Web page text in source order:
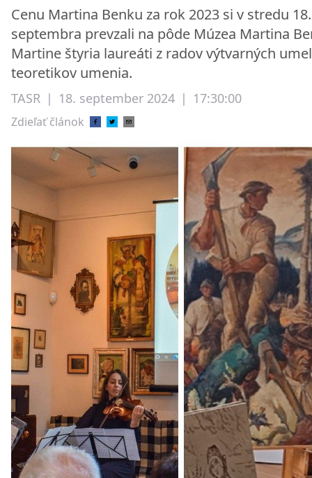
Cenu Martina Benku za rok 2023 si v stredu 18.
septembra prevzali na pôde Múzea Martina
Martine štyria laureáti z radov výtvarných
teoretikov umenia.
TASR | 18. september 2024 | 17:30:00
Zdieľať článok